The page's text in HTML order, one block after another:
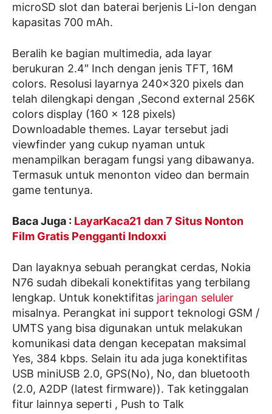
microSD slot dan baterai berjenis Li-Ion dengan
kapasitas 700 mAh.
Beralih ke bagian multimedia, ada layar
berukuran 2.4″ Inch dengan jenis TFT, 16M
colors. Resolusi layarnya 240×320 pixels dan
telah dilengkapi dengan ,Second external 256K
colors display (160 x 128 pixels)
Downloadable themes. Layar tersebut jadi
viewfinder yang cukup nyaman untuk
menampilkan beragam fungsi yang dibawanya.
Termasuk untuk menonton video dan bermain
game tentunya.
Baca Juga : LayarKaca21 dan 7 Situs Nonton
Film Gratis Pengganti Indoxxi
Dan layaknya sebuah perangkat cerdas, Nokia
N76 sudah dibekali konektifitas yang terbilang
lengkap. Untuk konektifitas jaringan seluler
misalnya. Perangkat ini support teknologi GSM /
UMTS yang bisa digunakan untuk melakukan
komunikasi data dengan kecepatan maksimal
Yes, 384 kbps. Selain itu ada juga konektifitas
USB miniUSB 2.0, GPS(No), No, dan bluetooth
(2.0, A2DP (latest firmware)). Tak ketinggalan
fitur lainnya seperti , Push to Talk